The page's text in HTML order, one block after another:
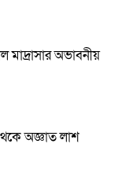
মাদ্রাসার অভাবনীয়
অজ্ঞাত লাশ